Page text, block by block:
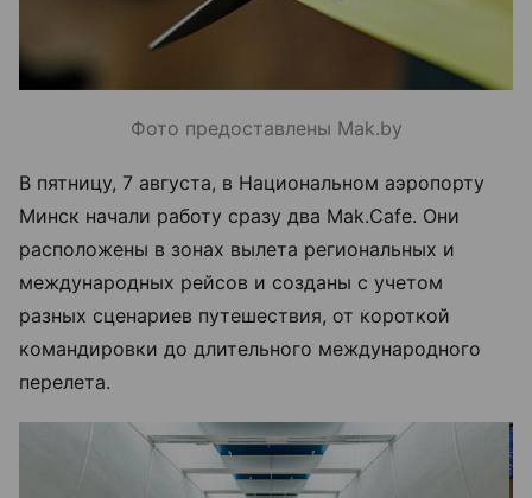
Фото предоставлены Mak.by
В пятницу, 7 августа, в Национальном аэропорту
Минск начали работу сразу два Mak.Cafe. Они
расположены в зонах вылета региональных и
международных рейсов и созданы с учетом
разных сценариев путешествия, от короткой
командировки до длительного международного
перелета.